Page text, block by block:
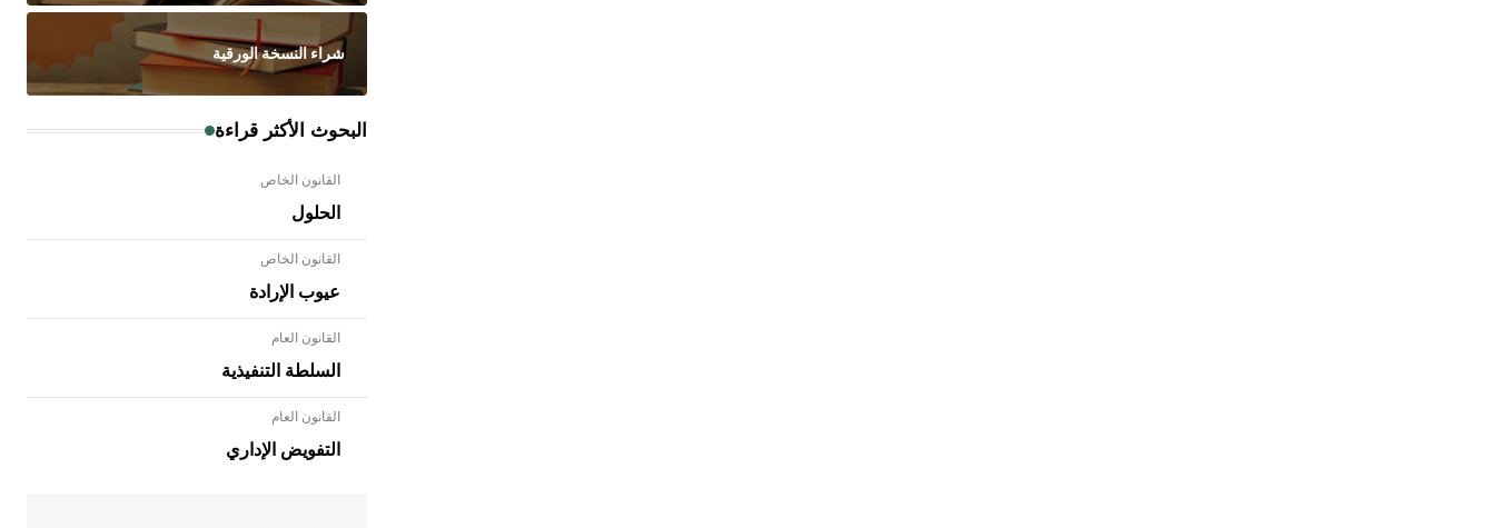
شراء النسخة الورقية
البحوث الأكثر قراءة
القانون الخاص
الحلول
القانون الخاص
عيوب الإرادة
القانون العام
السلطة التنفيذية
القانون العام
التفويض الإداري
- هل تعلم أن الأبلق نوع من الفنون
الهندسية التي ارتبطت بالعمارة الإسلامية
في بلاد الشام ومصر خاصة، حيث يحرص